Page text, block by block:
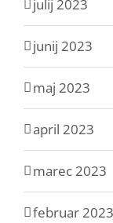
julij 2023
junij 2023
maj 2023
april 2023
marec 2023
februar 2023